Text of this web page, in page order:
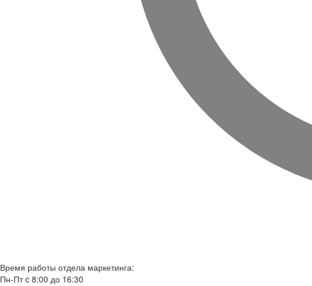
Время работы отдела маркетинга:
Пн-Пт c 8:00 до 16:30